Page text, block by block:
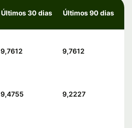
Últimos 30 dias Últimos 90 dias
9,7612 9,7612
9,4755 9,2227